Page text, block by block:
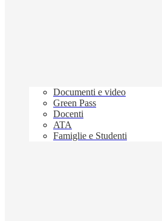
Documenti e video
Green Pass
Docenti
ATA
Famiglie e Studenti